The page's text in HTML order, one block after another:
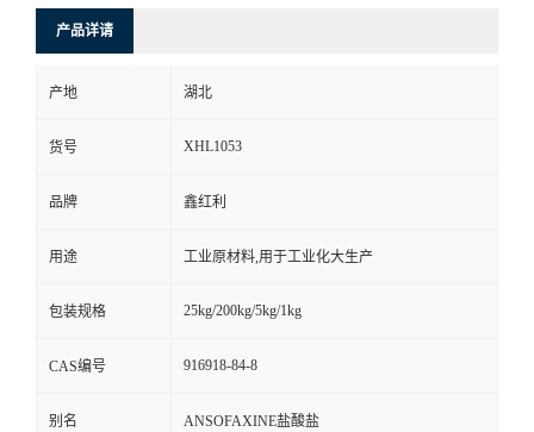
产品详请
产地 湖北
货号 XHL1053
品牌 鑫红利
用途 工业原材料,用于工业化大生产
包装规格 25kg/200kg/5kg/1kg
CAS编号 916918-84-8
别名 ANSOFAXINE盐酸盐